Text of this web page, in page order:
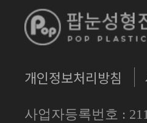
개인정보처리방침
사업자등록번호 :